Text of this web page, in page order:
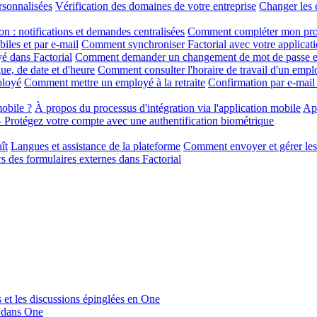
Vérification des domaines de votre entreprise Changer les
: notifications et demandes centralisées Comment compléter mon
et par e-mail Comment synchroniser Factorial avec votre
dans Factorial Comment demander un changement de mot de passe
de date et d'heure Comment consulter l'horaire de travail d'un
Comment mettre un employé à la retraite Confirmation par e-
? À propos du processus d'intégration via l'application mobile
votre compte avec une authentification biométrique
Langues et assistance de la plateforme Comment envoyer et gérer
des formulaires externes dans Factorial
les discussions épinglées en One
One